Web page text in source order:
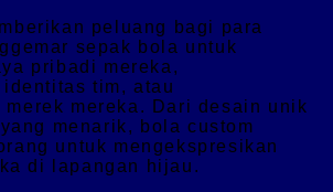
peluang bagi para
sepak bola untuk
pribadi mereka,
tim, atau
merek mereka. Dari desain unik
menarik, bola custom
untuk mengekspresikan
di lapangan hijau.